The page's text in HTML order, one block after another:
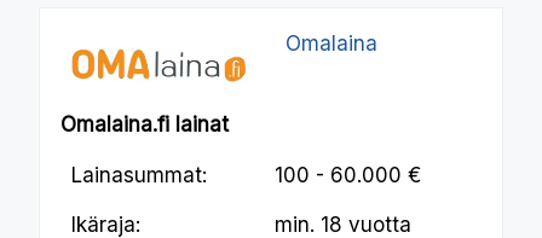
Omalaina
Omalaina.fi lainat
Lainasummat: 100 - 60.000 €
Ikäraja: min. 18 vuotta